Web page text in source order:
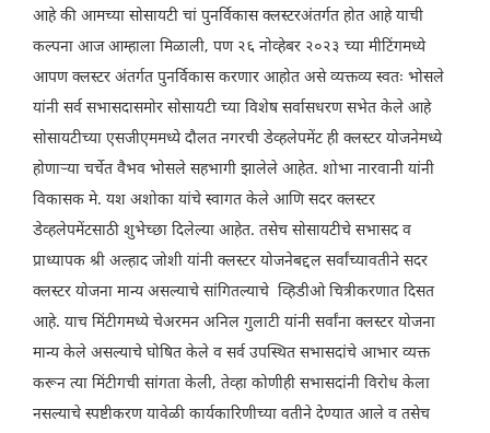
आहे की आमच्या सोसायटी चां पुनर्विकास क्लस्टरअंतर्गत होत आहे याची
कल्पना आज आम्हाला मिळाली, पण २६ नोव्हेबर २०२३ च्या मीटिंगमध्ये
आपण क्लस्टर अंतर्गत पुनर्विकास करणार आहोत असे व्यक्तव्य स्वतः भोसले
यांनी सर्व सभासदासमोर सोसायटी च्या विशेष सर्वासधरण सभेत केले आहे
सोसायटीच्या एसजीएममध्ये दौलत नगरची डेव्हलेपमेंट ही क्लस्टर योजनेमध्ये
होणाऱ्या चर्चेत वैभव भोसले सहभागी झालेले आहेत. शोभा नारवानी यांनी
विकासक मे. यश अशोका यांचे स्वागत केले आणि सदर क्लस्टर
डेव्हलेपमेंटसाठी शुभेच्छा दिलेल्या आहेत. तसेच सोसायटीचे सभासद व
प्राध्यापक श्री अल्हाद जोशी यांनी क्लस्टर योजनेबद्दल सर्वांच्यावतीने सदर
क्लस्टर योजना मान्य असल्याचे सांगितल्याचे व्हिडीओ चित्रीकरणात दिसत
आहे. याच मिंटीगमध्ये चेअरमन अनिल गुलाटी यांनी सर्वांना क्लस्टर योजना
मान्य केले असल्याचे घोषित केले व सर्व उपस्थित सभासदांचे आभार व्यक्त
करून त्या मिंटीगची सांगता केली, तेव्हा कोणीही सभासदांनी विरोध केला
नसल्याचे स्पष्टीकरण यावेळी कार्यकारिणीच्या वतीने देण्यात आले व तसेच